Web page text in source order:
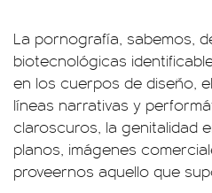
La pornografía, sabemos,
biotecnológicas
en los cuerpos de diseño,
líneas narrativas y
claroscuros, la genitalidad
planos, imágenes
proveernos aquello que